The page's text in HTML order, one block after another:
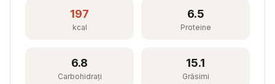
197
kcal
6.5
Proteine
6.8
Carbohidrați
15.1
Grăsimi